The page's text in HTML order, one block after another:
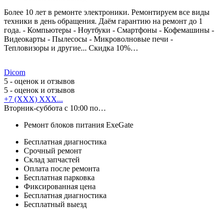
Более 10 лет в ремонте электроники. Ремонтируем все виды
техники в день обращения. Даём гарантию на ремонт до 1
года. - Компьютеры - Ноутбуки - Смартфоны - Кофемашины -
Видеокарты - Пылесосы - Микроволновые печи -
Тепловизоры и другие... Скидка 10%…
Dicom
5 - оценок и отзывов
5 - оценок и отзывов
+7 (XXX) XXX...
Вторник-суббота с 10:00 по…
Ремонт блоков питания ExeGate
Бесплатная диагностика
Срочный ремонт
Cклад запчастей
Оплата после ремонта
Бесплатная парковка
Фиксированная цена
Бесплатная диагностика
Бесплатный выезд